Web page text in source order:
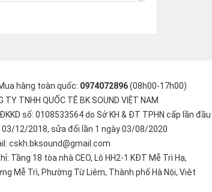
hàng toàn quốc: 0974072896(08h00-17h00)
TY TNHH QUỐC TÊ BK SOUND VIỆT NAM
số: 0108533564 do Sở KH & ĐT TPHN cấp lần đầu
03/12/2018, sửa đổi lần 1 ngày 03/08/2020
cskh.bksound@gmail.com
Tầng 18 tòa nhà CEO, Lô HH2-1 KĐT Mễ Trì Hạ,
Mễ Trì, Phường Từ Liêm, Thành phố Hà Nội, Việt